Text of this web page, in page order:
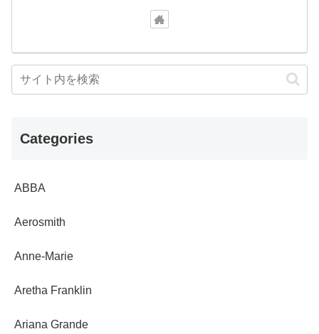
Categories
ABBA
Aerosmith
Anne-Marie
Aretha Franklin
Ariana Grande